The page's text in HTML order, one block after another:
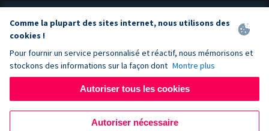
Comme la plupart des sites internet, nous utilisons des
cookies !
Pour fournir un service personnalisé et réactif, nous mémorisons et
stockons des informations sur la façon dont Montre plus
Autoriser tous les cookies
Autoriser nécessaire